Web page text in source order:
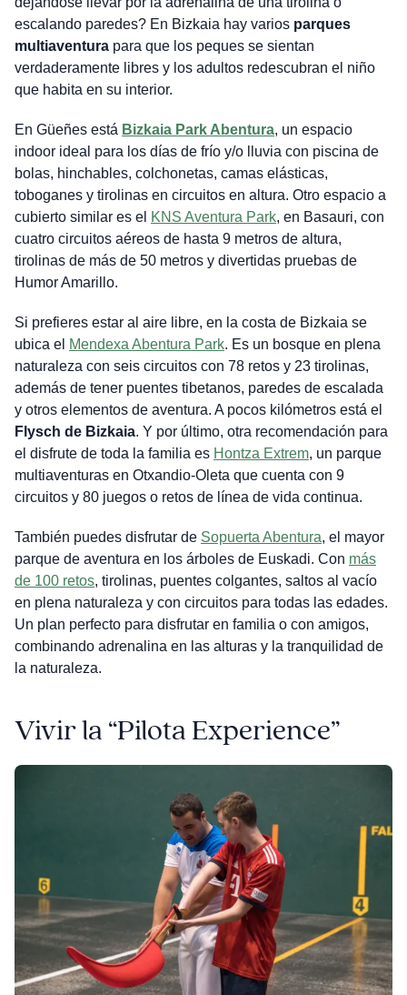
escalando paredes? En Bizkaia hay varios parques
multiaventurapara que los peques se sientan
verdaderamente libres y los adultos redescubran el niño
que habita en su interior.
En Güeñes está Bizkaia Park Abentura, un espacio
indoor ideal para los días de frío y/o lluvia con piscina de
bolas, hinchables, colchonetas, camas elásticas,
toboganes y tirolinas en circuitos en altura. Otro espacio a
cubierto similar es el KNS Aventura Park, en Basauri, con
cuatro circuitos aéreos de hasta 9 metros de altura,
tirolinas de más de 50 metros y divertidas pruebas de
Humor Amarillo.
Si prefieres estar al aire libre, en la costa de Bizkaia se
ubica el Mendexa Abentura Park. Es un bosque en plena
naturaleza con seis circuitos con 78 retos y 23 tirolinas,
además de tener puentes tibetanos, paredes de escalada
y otros elementos de aventura. A pocos kilómetros está el
Flysch de Bizkaia. Y por último, otra recomendación para
el disfrute de toda la familia es Hontza Extrem, un parque
multiaventuras en Otxandio-Oleta que cuenta con 9
circuitos y 80 juegos o retos de línea de vida continua.
También puedes disfrutar de Sopuerta Abentura, el mayor
parque de aventura en los árboles de Euskadi. Con más
de 100 retos, tirolinas, puentes colgantes, saltos al vacío
en plena naturaleza y con circuitos para todas las edades.
Un plan perfecto para disfrutar en familia o con amigos,
combinando adrenalina en las alturas y la tranquilidad de
la naturaleza.
Vivir la “Pilota Experience”